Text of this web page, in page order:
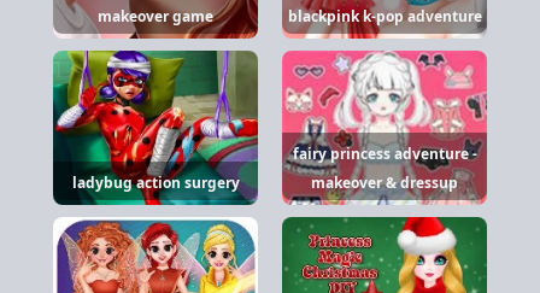
makeover game
blackpink k-pop adventure
ladybug action surgery
fairy princess adventure -
makeover & dressup